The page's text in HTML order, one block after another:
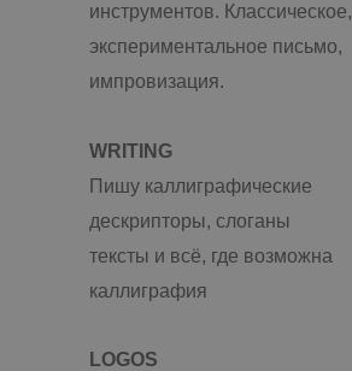
инструментов. Классическое,
экспериментальное письмо,
импровизация.
WRITING
Пишу каллиграфические
дескрипторы, слоганы
тексты и всё, где возможна
каллиграфия
LOGOS